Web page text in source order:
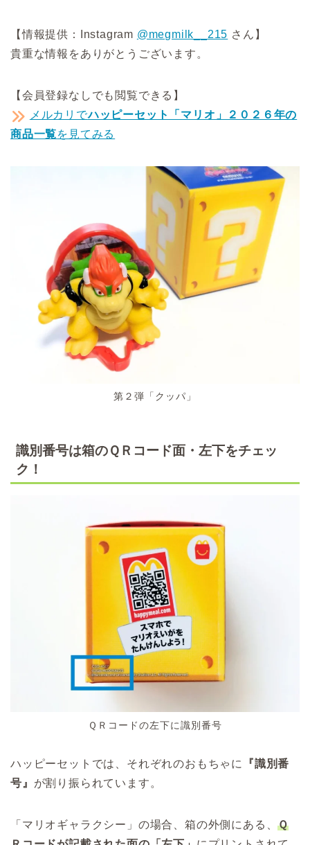
【情報提供：Instagram @megmilk__215 さん】
貴重な情報をありがとうございます。
【会員登録なしでも閲覧できる】
メルカリでハッピーセット「マリオ」２０２６年の
商品一覧を見てみる
第２弾「クッパ」
識別番号は箱のＱＲコード面・左下をチェッ
ク！
ＱＲコードの左下に識別番号
ハッピーセットでは、それぞれのおもちゃに
『識別番
号』 が割り振られています。
「マリオギャラクシー」の場合、箱の外側にある、Ｑ